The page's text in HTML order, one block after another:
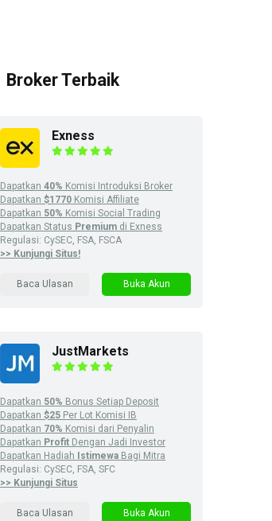
Broker Terbaik
Exness
Dapatkan 40% Komisi Introduksi Broker
Dapatkan $1770 Komisi Affiliate
Dapatkan 50% Komisi Social Trading
Dapatkan Status Premium di Exness
Regulasi: CySEC, FSA, FSCA
>> Kunjungi Situs!
Baca Ulasan Buka Akun
JustMarkets
Dapatkan 50% Bonus Setiap Deposit
Dapatkan $25 Per Lot Komisi IB
Dapatkan 70% Komisi dari Penyalin
Dapatkan Profit Dengan Jadi Investor
Dapatkan Hadiah
Istimewa Bagi Mitra
Regulasi: CySEC, FSA, SFC
>> Kunjungi Situs
Baca Ulasan Buka Akun